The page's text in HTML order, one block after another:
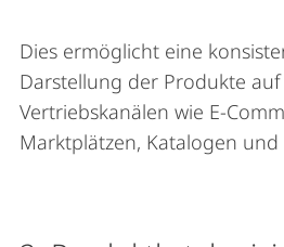
Dies ermöglicht eine
Darstellung der Produkte
Vertriebskanälen wie E-
Marktplätzen, Katalogen und